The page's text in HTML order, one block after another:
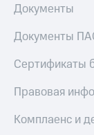
Умные
часы
и
Документы
Документы
Сертификаты
Правовая
Комплаенс и